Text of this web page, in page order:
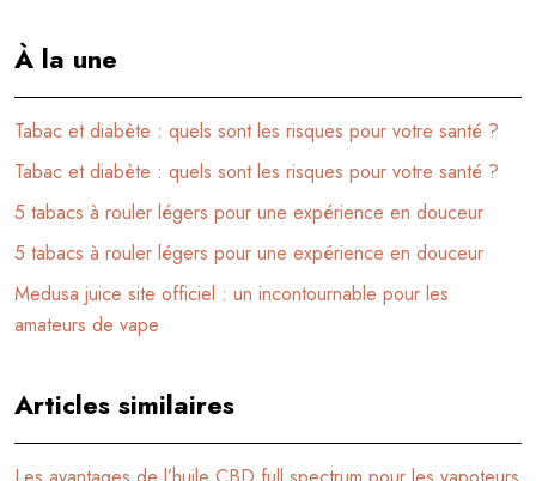
À la une
Tabac et diabète : quels sont les risques pour votre santé ?
Tabac et diabète : quels sont les risques pour votre santé ?
5 tabacs à rouler légers pour une expérience en douceur
5 tabacs à rouler légers pour une expérience en douceur
Medusa juice site officiel : un incontournable pour les
amateurs de vape
Articles similaires